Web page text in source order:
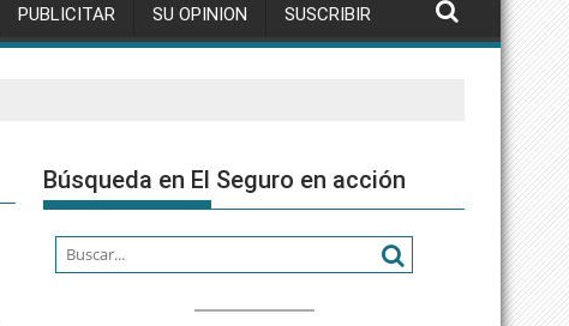
PUBLICITAR SU OPINION SUSCRIBIR
Búsqueda en El Seguro en acción